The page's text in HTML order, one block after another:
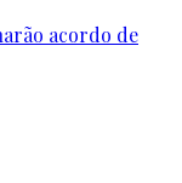
acordo de